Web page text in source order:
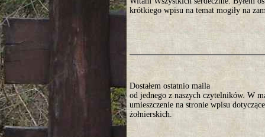
krótkiego wpisu na temat mogiły na
Dostałem ostatnio maila
od jednego z naszych czytelników. W
umieszczenie na stronie wpisu
żołnierskich.